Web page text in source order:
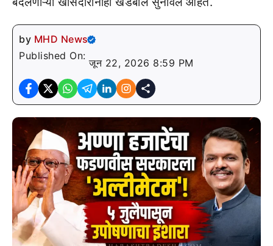
by MHD News
Published On:
जून 22, 2026 8:59 PM